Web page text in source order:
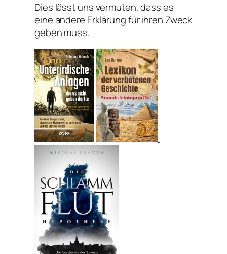
Dies lässt uns vermuten, dass es
eine andere Erklärung für ihren Zweck
geben muss.